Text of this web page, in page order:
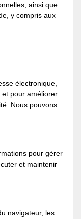
ainsi que
y compris aux
électronique,
pour améliorer
Nous pouvons
pour gérer
et maintenir
navigateur, les